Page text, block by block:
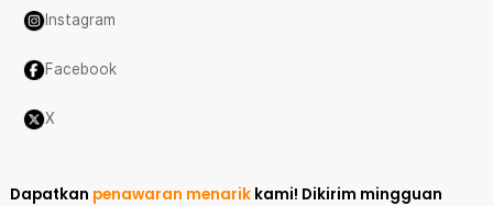
Instagram
Facebook
X
Dapatkan penawaran menarik kami! Dikirim mingguan